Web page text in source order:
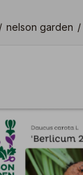
/ nelson garden /